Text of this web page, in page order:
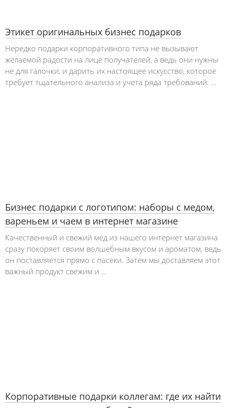
Этикет оригинальных бизнес подарков
Нередко подарки корпоративного типа не вызывают
желаемой радости на лице получателей, а ведь они нужны
не для галочки, и дарить их настоящее искусство, которое
требует тщательного анализа и учета ряда требований. …
Бизнес подарки с логотипом: наборы с медом,
вареньем и чаем в интернет магазине
Качественный и свежий мед из нашего интернет магазина
сразу покоряет своим волшебным вкусом и ароматом, ведь
он поставляется прямо с пасеки. Затем мы доставляем этот
важный продукт свежим и …
Корпоративные подарки коллегам: где их найти